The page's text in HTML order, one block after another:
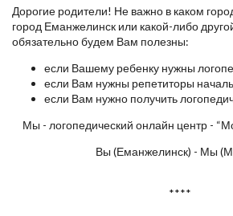
Дорогие родители! Не важно в каком
город Еманжелинск или какой-либо
обязательно будем Вам полезны:
если Вашему ребенку нужны
если Вам нужны репетиторы
если Вам нужно получить
Мы - логопедический онлайн центр -
Вы (Еманжелинск) - Мы
****